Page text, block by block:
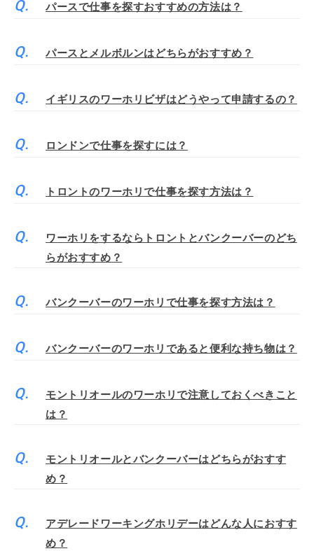
パースで仕事を探すおすすめの方法は？
パースとメルボルンはどちらがおすすめ？
イギリスのワーホリビザはどうやって申請するの？
ロンドンで仕事を探すには？
トロントのワーホリで仕事を探す方法は？
ワーホリをするならトロントとバンクーバーのどち
らがおすすめ？
バンクーバーのワーホリで仕事を探す方法は？
バンクーバーのワーホリであると便利な持ち物は？
モントリオールのワーホリで注意しておくべきこと
は？
モントリオールとバンクーバーはどちらがおすす
め？
アデレードワーキングホリデーはどんな人におすす
め？